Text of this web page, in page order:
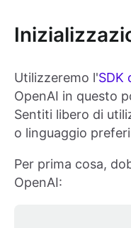
Utilizzeremo l'SDK
OpenAI in questo
Sentiti libero di
o linguaggio
Per prima cosa,
OpenAI: